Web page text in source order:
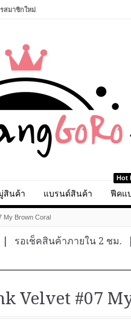
สมาชิกใหม่
สินค้า แบรนด์สินค้า
Hot
ฟีคแ
My Brown Coral
รอเช็คสินค้าภายใน 2 ชม.
Velvet #07